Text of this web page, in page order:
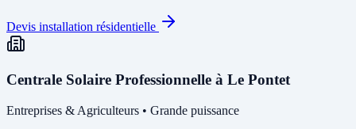
Devis installation résidentielle
Centrale Solaire Professionnelle à Le Pontet
Entreprises & Agriculteurs • Grande puissance